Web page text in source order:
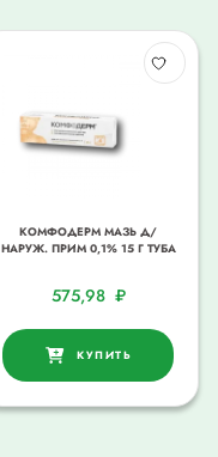
КОМФОДЕРМ МАЗЬ Д/
НАРУЖ. ПРИМ 0,1% 15 Г ТУБА
575,98 ₽
КУПИТЬ